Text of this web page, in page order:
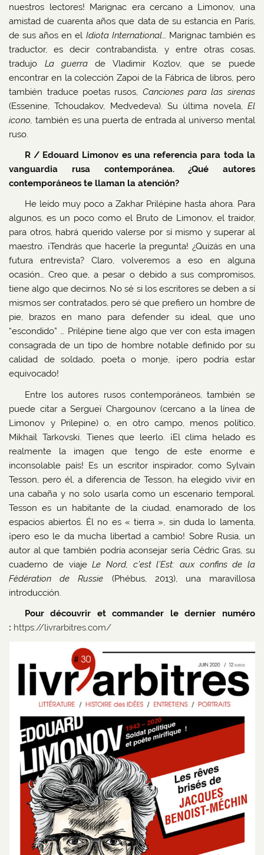
nuestros lectores! Marignac era cercano a Limonov, una
amistad de cuarenta años que data de su estancia en París,
de sus años en el Idiota International… Marignac también es
traductor, es decir contrabandista, y entre otras cosas,
tradujo La guerrade Vladimir Kozlov, que se puede
encontrar en la colección Zapoi de la Fábrica de libros, pero
también traduce poetas rusos, Canciones para las sirenas
(Essenine, Tchoudakov, Medvedeva). Su última novela, El
icono, también es una puerta de entrada al universo mental
ruso.
R / Edouard Limonov es una referencia para toda la
vanguardia rusa contemporánea. ¿Qué autores
contemporáneos te llaman la atención?
He leído muy poco a Zakhar Prilépine hasta ahora. Para
algunos, es un poco como el Bruto de Limonov, el traidor,
para otros, habrá querido valerse por sí mismo y superar al
maestro. ¡Tendrás que hacerle la pregunta! ¿Quizás en una
futura entrevista? Claro, volveremos a eso en alguna
ocasión… Creo que, a pesar o debido a sus compromisos,
tiene algo que decirnos. No sé si los escritores se deben a sí
mismos ser contratados, pero sé que prefiero un hombre de
pie, brazos en mano para defender su ideal, que uno
“escondido” … Prilépine tiene algo que ver con esta imagen
consagrada de un tipo de hombre notable definido por su
calidad de soldado, poeta o monje, ¡pero podría estar
equivocado!
Entre los autores rusos contemporáneos, también se
puede citar a Sergueï Chargounov (cercano a la línea de
Limonov y Prilepine) o, en otro campo, menos político,
Mikhaïl Tarkovski. Tienes que leerlo. ¡El clima helado es
realmente la imagen que tengo de este enorme e
inconsolable país! Es un escritor inspirador, como Sylvain
Tesson, pero él, a diferencia de Tesson, ha elegido vivir en
una cabaña y no solo usarla como un escenario temporal.
Tesson es un habitante de la ciudad, enamorado de los
espacios abiertos. Él no es « tierra », sin duda lo lamenta,
¡pero eso le da mucha libertad a cambio! Sobre Rusia, un
autor al que también podría aconsejar sería Cédric Gras, su
cuaderno de viajeLe Nord, c’est l’Est: aux confins de la
Fédération de Russie (Phébus, 2013), una maravillosa
introducción.
Pour découvrir et commander le dernier numéro
: https://livrarbitres.com/